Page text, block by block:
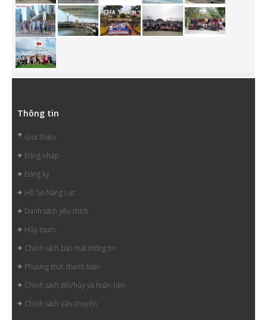
Thông tin
Giới thiệu
Đăng nhập
Đăng ký
Hồ Sơ Năng Lực
Danh sách yêu thích
Hủy tours
Chính sách bảo mật thông tin
Phương thức thanh toán
Chính sách đổi/hủy và hoàn tiền
Chính sách vận chuyển